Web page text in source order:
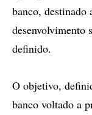
banco,
desenvolvimento
definido.
O objetivo,
banco voltado a